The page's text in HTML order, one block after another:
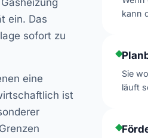
ein. Das
sofort zu
eine
ist
kann
Sie
läuft